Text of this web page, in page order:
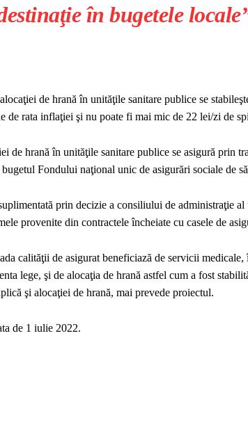
în bugetele
de hrană în unităţile sanitare publice se
de rata inflaţiei şi nu poate fi mai mic de 22 lei/zi de
de hrană în unităţile sanitare publice se asigură prin
Fondului naţional unic de asigurări sociale de
prin decizie a consiliului de administraţie
provenite din contractele încheiate cu casele de
calităţii de asigurat beneficiază de servicii
lege, şi de alocaţia de hrană astfel cum a fost
şi alocaţiei de hrană, mai prevede proiectul.
de 1 iulie 2022.